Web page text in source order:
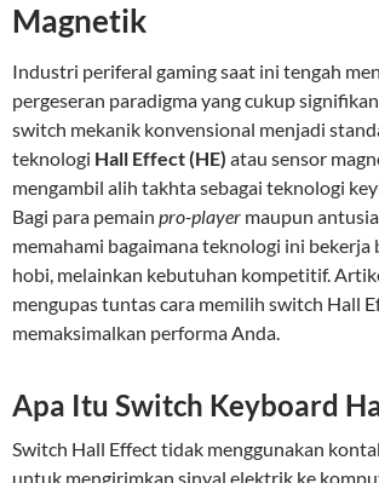
Magnetik
Industri periferal gaming saat ini tengah
pergeseran paradigma yang cukup
switch mekanik konvensional menjadi
teknologi Hall Effect (HE) atau sensor
mengambil alih takhta sebagai teknologi
Bagi para pemain pro-player maupun
memahami bagaimana teknologi ini bekerja
hobi, melainkan kebutuhan kompetitif.
mengupas tuntas cara memilih switch Hall
memaksimalkan performa Anda.
Apa Itu Switch Keyboard
Switch Hall Effect tidak menggunakan
untuk mengirimkan sinyal elektrik ke